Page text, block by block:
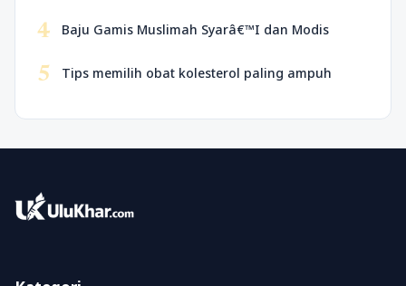
4 Baju Gamis Muslimah Syarâ€™I dan Modis
5 Tips memilih obat kolesterol paling ampuh